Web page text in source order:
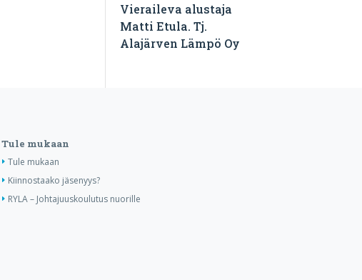
Vieraileva alustaja
Matti Etula. Tj.
Alajärven Lämpö Oy
Tule mukaan
Tule mukaan
Kiinnostaako jäsenyys?
RYLA – Johtajuuskoulutus nuorille